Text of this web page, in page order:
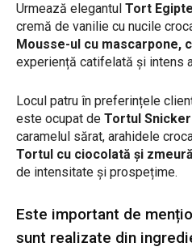
Urmează elegantul ⁠Tort
cremă de vanilie cu nucile
Mousse-ul cu mascarpone,
experiență catifelată și intens
Locul patru în preferințele
este ocupat de Tortul
caramelul sărat, arahidele
Tortul cu ciocolată și zmeură
de intensitate și prospețime.
Este important de
sunt realizate din